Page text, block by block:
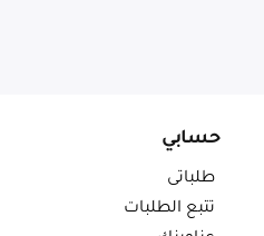
حسابي
طلباتى
تتبع الطلبات